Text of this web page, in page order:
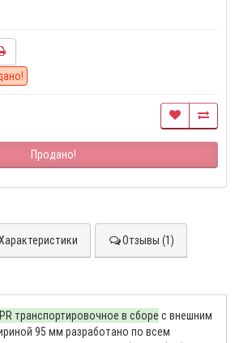
Продано!
Отзывы (1)
транспортировочное в сборе с внешним
95 мм разработано по всем